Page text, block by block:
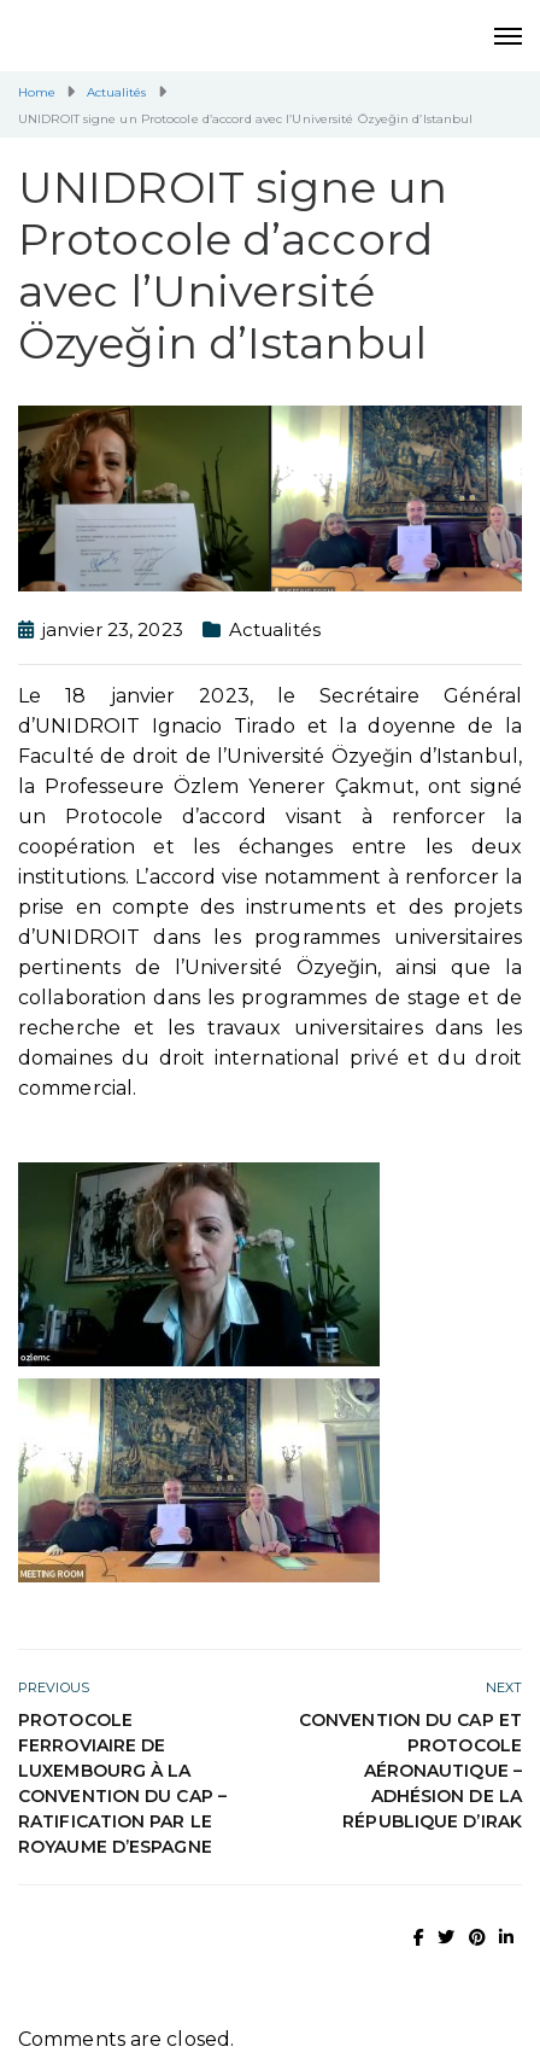
Home
Actualités
UNIDROIT signe un Protocole d’accord avec l’Université Özyeğin d’Istanbul
UNIDROIT signe un
Protocole d’accord
avec l’Université
Özyeğin d’Istanbul
janvier 23, 2023 Actualités
Le 18 janvier 2023, le Secrétaire Général
d’UNIDROIT Ignacio Tirado et la doyenne de la
Faculté de droit de l’Université Özyeğin d’Istanbul,
la Professeure Özlem Yenerer Çakmut, ont signé
un Protocole d’accord visant à renforcer la
coopération et les échanges entre les deux
institutions. L’accord vise notamment à renforcer la
prise en compte des instruments et des projets
d’UNIDROIT dans les programmes universitaires
pertinents de l’Université Özyeğin, ainsi que la
collaboration dans les programmes de stage et de
recherche et les travaux universitaires dans les
domaines du droit international privé et du droit
commercial.
PREVIOUS
PROTOCOLE
FERROVIAIRE DE
LUXEMBOURG À LA
CONVENTION DU CAP –
RATIFICATION PAR LE
ROYAUME D’ESPAGNE
NEXT
CONVENTION DU CAP ET
PROTOCOLE
AÉRONAUTIQUE –
ADHÉSION DE LA
RÉPUBLIQUE D’IRAK
Comments are closed.